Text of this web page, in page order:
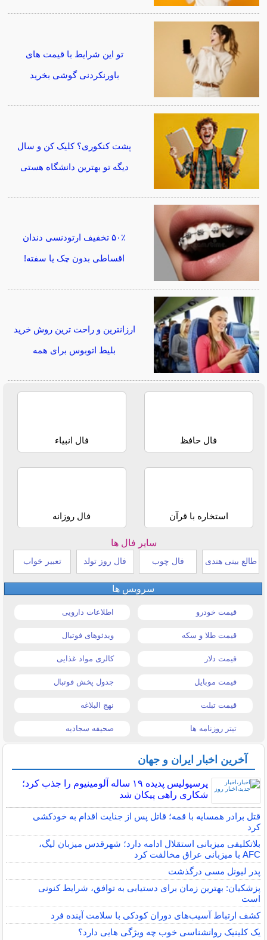
تو این شرایط با قیمت های
باورنکردنی گوشی بخرید
پشت کنکوری؟ کلیک کن و سال
دیگه تو بهترین دانشگاه هستی
۵۰٪ تخفیف ارتودنسی دندان
اقساطی بدون چک یا سفته!
ارزانترین و راحت ترین روش خرید
بلیط اتوبوس برای همه
فال حافظ فال انبیاء
استخاره با قرآن فال روزانه
سایر فال ها
طالع بینی هندی فال چوب فال روز تولد تعبیر خواب
سرویس ها
قیمت خودرو اطلاعات دارویی
قیمت طلا و سکه ویدئوهای فوتبال
قیمت دلار کالری مواد غذایی
قیمت موبایل جدول پخش فوتبال
قیمت تبلت نهج البلاغه
تیتر روزنامه ها صحیفه سجادیه
آخرین اخبار ایران و جهان
پرسپولیس پدیده ۱۹ ساله آلومینیوم را جذب کرد؛
شکاری راهی پیکان شد
قتل برادر همسایه با قمه؛ قاتل پس از جنایت اقدام به خودکشی
کرد
بلاتکلیفی میزبانی استقلال ادامه دارد؛ شهرقدس میزبان لیگ،
AFC با میزبانی عراق مخالفت کرد
پدر لیونل مسی درگذشت
پزشکیان: بهترین زمان برای دستیابی به توافق، شرایط کنونی
است
کشف ارتباط آسیب‌های دوران کودکی با سلامت آینده فرد
یک کلینیک روانشناسی خوب چه ویژگی هایی دارد؟